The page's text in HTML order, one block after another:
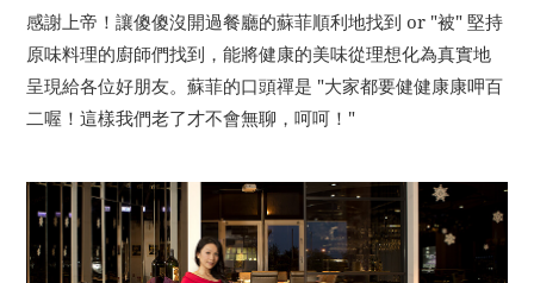
感謝上帝！讓傻傻沒開過餐廳的蘇菲順利地找到 or "被" 堅持
原味料理的廚師們找到，能將健康的美味從理想化為真實地
呈現給各位好朋友。蘇菲的口頭禪是 "大家都要健健康康呷百
二喔！這樣我們老了才不會無聊，呵呵！"